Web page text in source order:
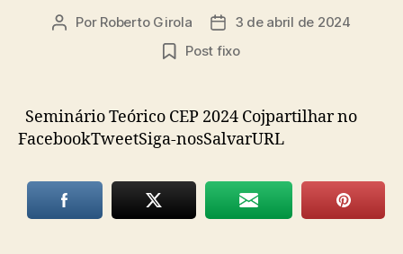
Autor
Por Roberto Girola
Data
de
3 de abril de 2024
Post fixo
Seminário Teórico CEP 2024 Cojpartilhar no
FacebookTweetSiga-nosSalvarURL